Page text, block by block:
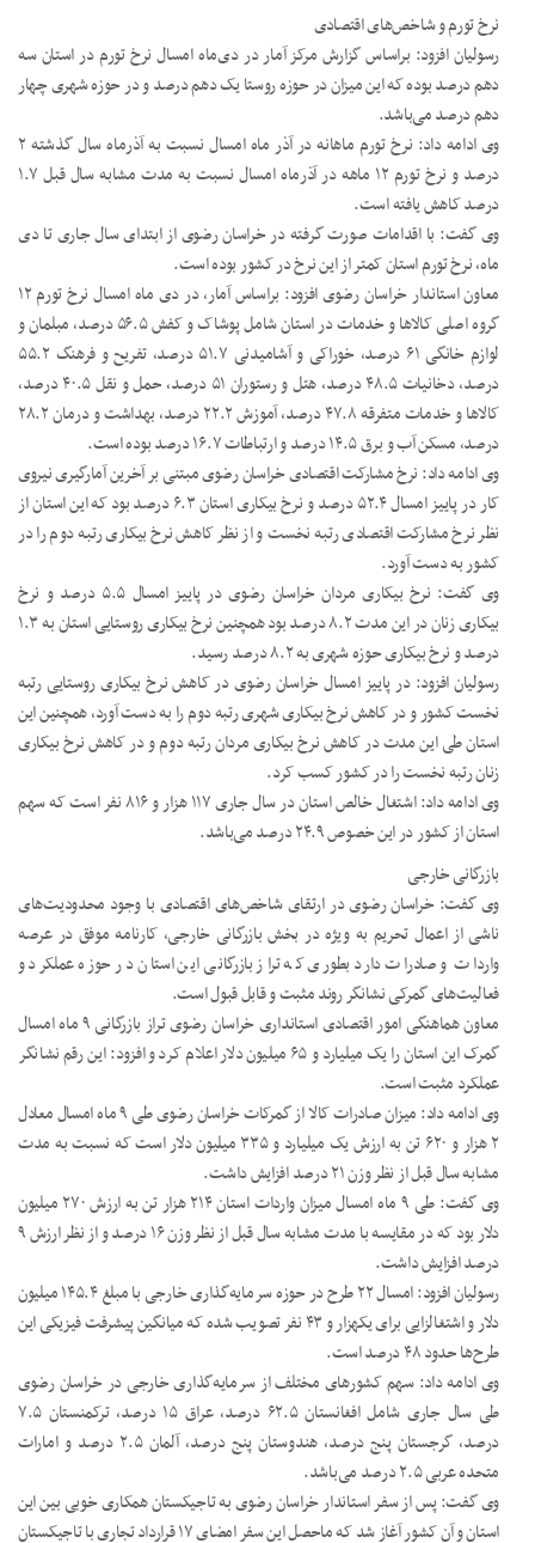
نرخ تورم و شاخص‌های اقتصادی
رسولیان افزود: براساس گزارش مرکز آمار در دی‌ماه امسال نرخ تورم در استان سه
دهم درصد بوده که این میزان در حوزه روستا یک دهم درصد و در حوزه شهری چهار
دهم درصد می‌باشد.
وی ادامه داد: نرخ تورم ماهانه در آذر ماه امسال نسبت به آذرماه سال گذشته ۲
درصد و نرخ تورم ۱۲ ماهه در آذرماه امسال نسبت به مدت مشابه سال قبل ۱.۷
درصد کاهش یافته است.
وی گفت: با اقدامات صورت گرفته در خراسان رضوی از ابتدای سال جاری تا دی
ماه، نرخ تورم استان کمتر از این نرخ در کشور بوده است.
معاون استاندار خراسان رضوی افزود: براساس آمار، در دی ماه امسال نرخ تورم ۱۲
گروه اصلی کالاها و خدمات در استان شامل پوشاک و کفش ۵۶.۵ درصد، مبلمان و
لوازم خانگی ۶۱ درصد، خوراکی و آشامیدنی ۵۱.۷ درصد، تفریح و فرهنگ ۵۵.۲
درصد، دخانیات ۴۸.۵ درصد، هتل و رستوران ۵۱ درصد، حمل و نقل ۴۰.۵ درصد،
کالاها و خدمات متفرقه ۴۷.۸ درصد، آموزش ۲۲.۲ درصد، بهداشت و درمان ۲۸.۲
درصد، مسکن آب و برق ۱۴.۵ درصد و ارتباطات ۱۶.۷ درصد بوده است.
وی ادامه داد: نرخ مشارکت اقتصادی خراسان رضوی مبتنی بر آخرین آمارگیری نیروی
کار در پاییز امسال ۵۲.۴ درصد و نرخ بیکاری استان ۶.۳ درصد بود که این استان از
نظر نرخ مشارکت اقتصادی رتبه نخست و از نظر کاهش نرخ بیکاری رتبه دوم را در
کشور به دست آورد.
وی گفت: نرخ بیکاری مردان خراسان رضوی در پاییز امسال ۵.۵ درصد و نرخ
بیکاری زنان در این مدت ۸.۲ درصد بود همچنین نرخ بیکاری روستایی استان به ۱.۳
درصد و نرخ بیکاری حوزه شهری به ۸.۲ درصد رسید.
رسولیان افزود: در پاییز امسال خراسان رضوی در کاهش نرخ بیکاری روستایی رتبه
نخست کشور و در کاهش نرخ بیکاری شهری رتبه دوم را به دست آورد، همچنین این
استان طی این مدت در کاهش نرخ بیکاری مردان رتبه دوم و در کاهش نرخ بیکاری
زنان رتبه نخست را در کشور کسب کرد.
وی ادامه داد: اشتغال خالص استان در سال جاری ۱۱۷ هزار و ۸۱۶ نفر است که سهم
استان از کشور در این خصوص ۲۴.۹ درصد می‌باشد.
بازرگانی خارجی
وی گفت: خراسان رضوی در ارتقای شاخص‌های اقتصادی با وجود محدودیت‌های
ناشی از اعمال تحریم به ویژه در بخش بازرگانی خارجی، کارنامه‌ موفق در عرصه
واردات و صادرات دارد بطوری که تراز بازرگانی این استان در حوزه عملکرد و
فعالیت‌های گمرکی نشانگر روند مثبت و قابل قبول است.
معاون هماهنگی امور اقتصادی استانداری خراسان رضوی تراز بازرگانی ۹ ماه امسال
گمرک این استان را یک میلیارد و ۶۵ میلیون دلار اعلام کرد و افزود: این رقم نشانگر
عملکرد مثبت است.
وی ادامه داد: میزان صادرات کالا از گمرکات خراسان رضوی طی ۹ ماه امسال معادل
۲ هزار و ۶۲۰ تن به ارزش یک میلیارد و ۳۳۵ میلیون دلار است که نسبت به مدت
مشابه سال قبل از نظر وزن ۲۱ درصد افزایش داشت.
وی گفت: طی ۹ ماه امسال میزان واردات استان ۲۱۴ هزار تن به ارزش ۲۷۰ میلیون
دلار بود که در مقایسه با مدت مشابه سال قبل از نظر وزن ۱۶ درصد و از نظر ارزش ۹
درصد افزایش داشت.
رسولیان افزود: امسال ۲۲ طرح در حوزه سرمایه‌گذاری خارجی با مبلغ ۱۴۵.۴ میلیون
دلار و اشتغالزایی برای یکهزار و ۴۳ نفر تصویب شده که میانگین پیشرفت فیزیکی این
طرح‌ها حدود ۴۸ درصد است.
وی ادامه داد: سهم کشورهای مختلف از سرمایه‌گذاری خارجی در خراسان رضوی
طی سال جاری شامل افغانستان ۶۲.۵ درصد، عراق ۱۵ درصد، ترکمنستان ۷.۵
درصد، گرجستان پنج درصد، هندوستان پنج درصد، آلمان ۲.۵ درصد و امارات
متحده عربی ۲.۵ درصد می‌باشد.
وی گفت: پس از سفر استاندار خراسان رضوی به تاجیکستان همکاری خوبی بین این
استان و آن کشور آغاز شد که ماحصل این سفر امضای ۱۷ قرارداد تجاری با تاجیکستان